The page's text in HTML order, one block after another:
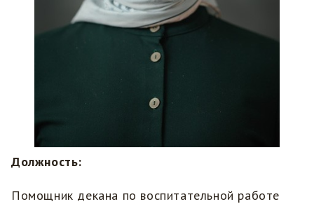
Должность:
Помощник декана по воспитательной работе